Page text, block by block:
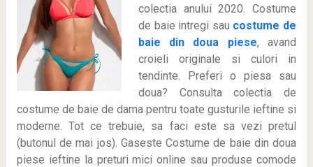
colectia anului 2020. Costume
de baie intregi sau costume de
baie din doua piese, avand
croieli originale si culori in
tendinte. Preferi o piesa sau
doua? Consulta colectia de
costume de baie de dama pentru toate gusturile ieftine si
moderne. Tot ce trebuie, sa faci este sa vezi pretul
(butonul de mai jos). Gaseste Costume de baie din doua
piese ieftine la preturi mici online sau produse comode